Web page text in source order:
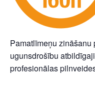
Pamatlīmeņu zināšanu
ugunsdrošību
profesionālas